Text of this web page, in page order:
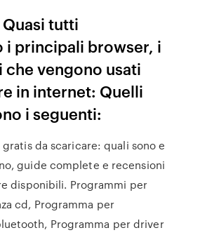
tutti
i principali browser, i
vengono usati
in internet: Quelli
i seguenti:
da scaricare: quali sono e
guide complete e recensioni
disponibili. Programmi per
cd, Programma per
Programma per driver